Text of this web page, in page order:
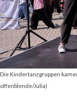
Die Kindertanzgruppen
offenblende/Julia)